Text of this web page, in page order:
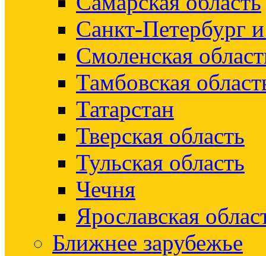
Санкт-Петербург
Смоленская
Тамбовская
Татарстан
Тверская область
Тульская область
Чечня
Ярославская
Ближнее зарубежье